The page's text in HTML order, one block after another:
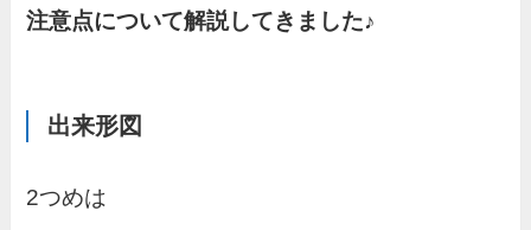
注意点について解説してきました♪
出来形図
2つめは